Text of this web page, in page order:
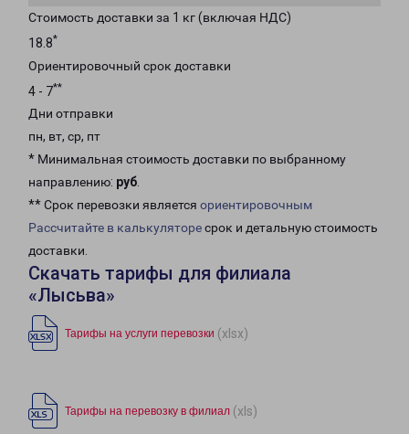
Стоимость доставки за 1 кг (включая НДС)
18.8*
Ориентировочный срок доставки
4 - 7**
Дни отправки
пн, вт, ср, пт
* Минимальная стоимость доставки по выбранному
направлению: руб.
** Срок перевозки является ориентировочным
Рассчитайте в калькуляторесрок и детальную стоимость
доставки.
Скачать тарифы для филиала
«Лысьва»
Тарифы на услуги перевозки (xlsx)
Тарифы на перевозку в филиал (xls)